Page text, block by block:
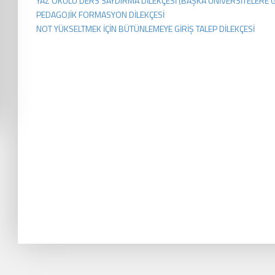
PEDAGOJİK FORMASYON DİLEKÇESİ
NOT YÜKSELTMEK İÇİN BÜTÜNLEMEYE GİRİŞ TALEP DİLEKÇESİ